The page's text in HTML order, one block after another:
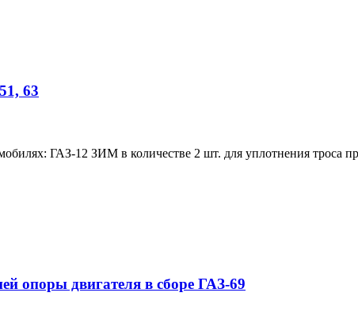
63
ГАЗ-12 ЗИМ в количестве 2 шт. для уплотнения троса
опоры двигателя в сборе ГАЗ-69